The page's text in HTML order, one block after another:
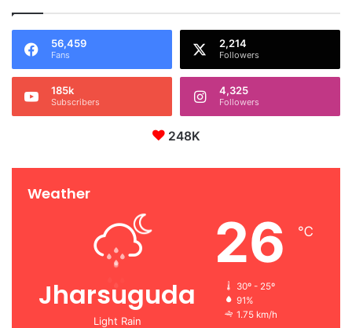
56,459
Fans
2,214
Followers
185k
Subscribers
4,325
Followers
248K
Weather
Jharsuguda
Light Rain
26 ℃
30º - 25º
91%
1.75 km/h